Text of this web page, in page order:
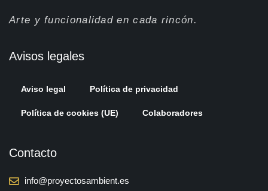
Arte y funcionalidad en cada rincón.
Avisos legales
Aviso legal Política de privacidad
Política de cookies (UE) Colaboradores
Contacto
info@proyectosambient.es